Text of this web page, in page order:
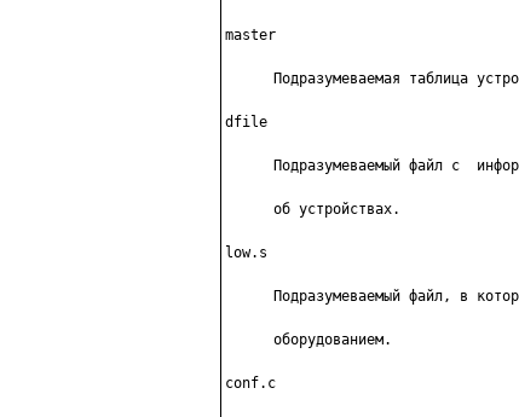
master
Подразумеваемая таблица
dfile
Подразумеваемый файл с
об устройствах.
low.s
Подразумеваемый файл, в
оборудованием.
conf.c